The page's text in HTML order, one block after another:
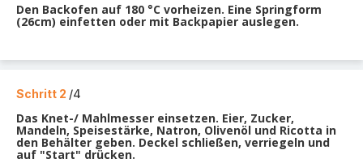
Den Backofen auf 180 °C vorheizen. Eine Springform
(26cm) einfetten oder mit Backpapier auslegen.
Schritt 2 /4
Das Knet-/ Mahlmesser einsetzen. Eier, Zucker,
Mandeln, Speisestärke, Natron, Olivenöl und Ricotta in
den Behälter geben. Deckel schließen, verriegeln und
auf "Start" drücken.